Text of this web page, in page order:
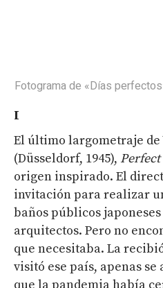
Fotograma de «Días
I
El último largometraje de
(Düsseldorf, 1945), Perfect
origen inspirado. El
invitación para realizar
baños públicos
arquitectos. Pero no
que necesitaba. La
visitó ese país, apenas